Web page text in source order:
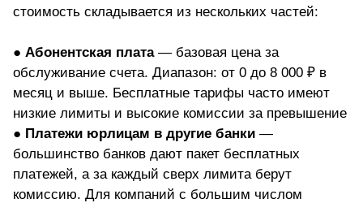
стоимость складывается из нескольких частей:
● Абонентская плата— базовая цена за
обслуживание счета. Диапазон: от 0 до 8 000 ₽ в
месяц и выше. Бесплатные тарифы часто имеют
низкие лимиты и высокие комиссии за превышение
● Платежи юрлицам в другие банки —
большинство банков дают пакет бесплатных
платежей, а за каждый сверх лимита берут
комиссию. Для компаний с большим числом